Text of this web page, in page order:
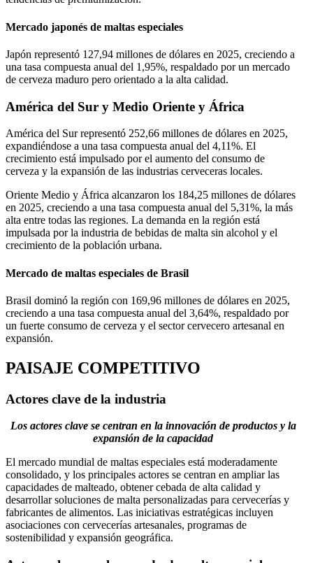
Mercado japonés de maltas especiales
Japón representó 127,94 millones de dólares en 2025, creciendo a
una tasa compuesta anual del 1,95%, respaldado por un mercado
de cerveza maduro pero orientado a la alta calidad.
América del Sur y Medio Oriente y África
América del Sur representó 252,66 millones de dólares en 2025,
expandiéndose a una tasa compuesta anual del 4,11%. El
crecimiento está impulsado por el aumento del consumo de
cerveza y la expansión de las industrias cerveceras locales.
Oriente Medio y África alcanzaron los 184,25 millones de dólares
en 2025, creciendo a una tasa compuesta anual del 5,31%, la más
alta entre todas las regiones. La demanda en la región está
impulsada por la industria de bebidas de malta sin alcohol y el
crecimiento de la población urbana.
Mercado de maltas especiales de Brasil
Brasil dominó la región con 169,96 millones de dólares en 2025,
creciendo a una tasa compuesta anual del 3,64%, respaldado por
un fuerte consumo de cerveza y el sector cervecero artesanal en
expansión.
PAISAJE COMPETITIVO
Actores clave de la industria
Los actores clave se centran en la innovación de productos y la
expansión de la capacidad
El mercado mundial de maltas especiales está moderadamente
consolidado, y los principales actores se centran en ampliar las
capacidades de malteado, obtener cebada de alta calidad y
desarrollar soluciones de malta personalizadas para cervecerías y
fabricantes de alimentos. Las iniciativas estratégicas incluyen
asociaciones con cervecerías artesanales, programas de
sostenibilidad y expansión geográfica.